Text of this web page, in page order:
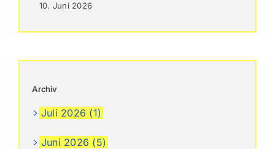
10. Juni 2026
Archiv
Juli 2026 (1)
Juni 2026 (5)